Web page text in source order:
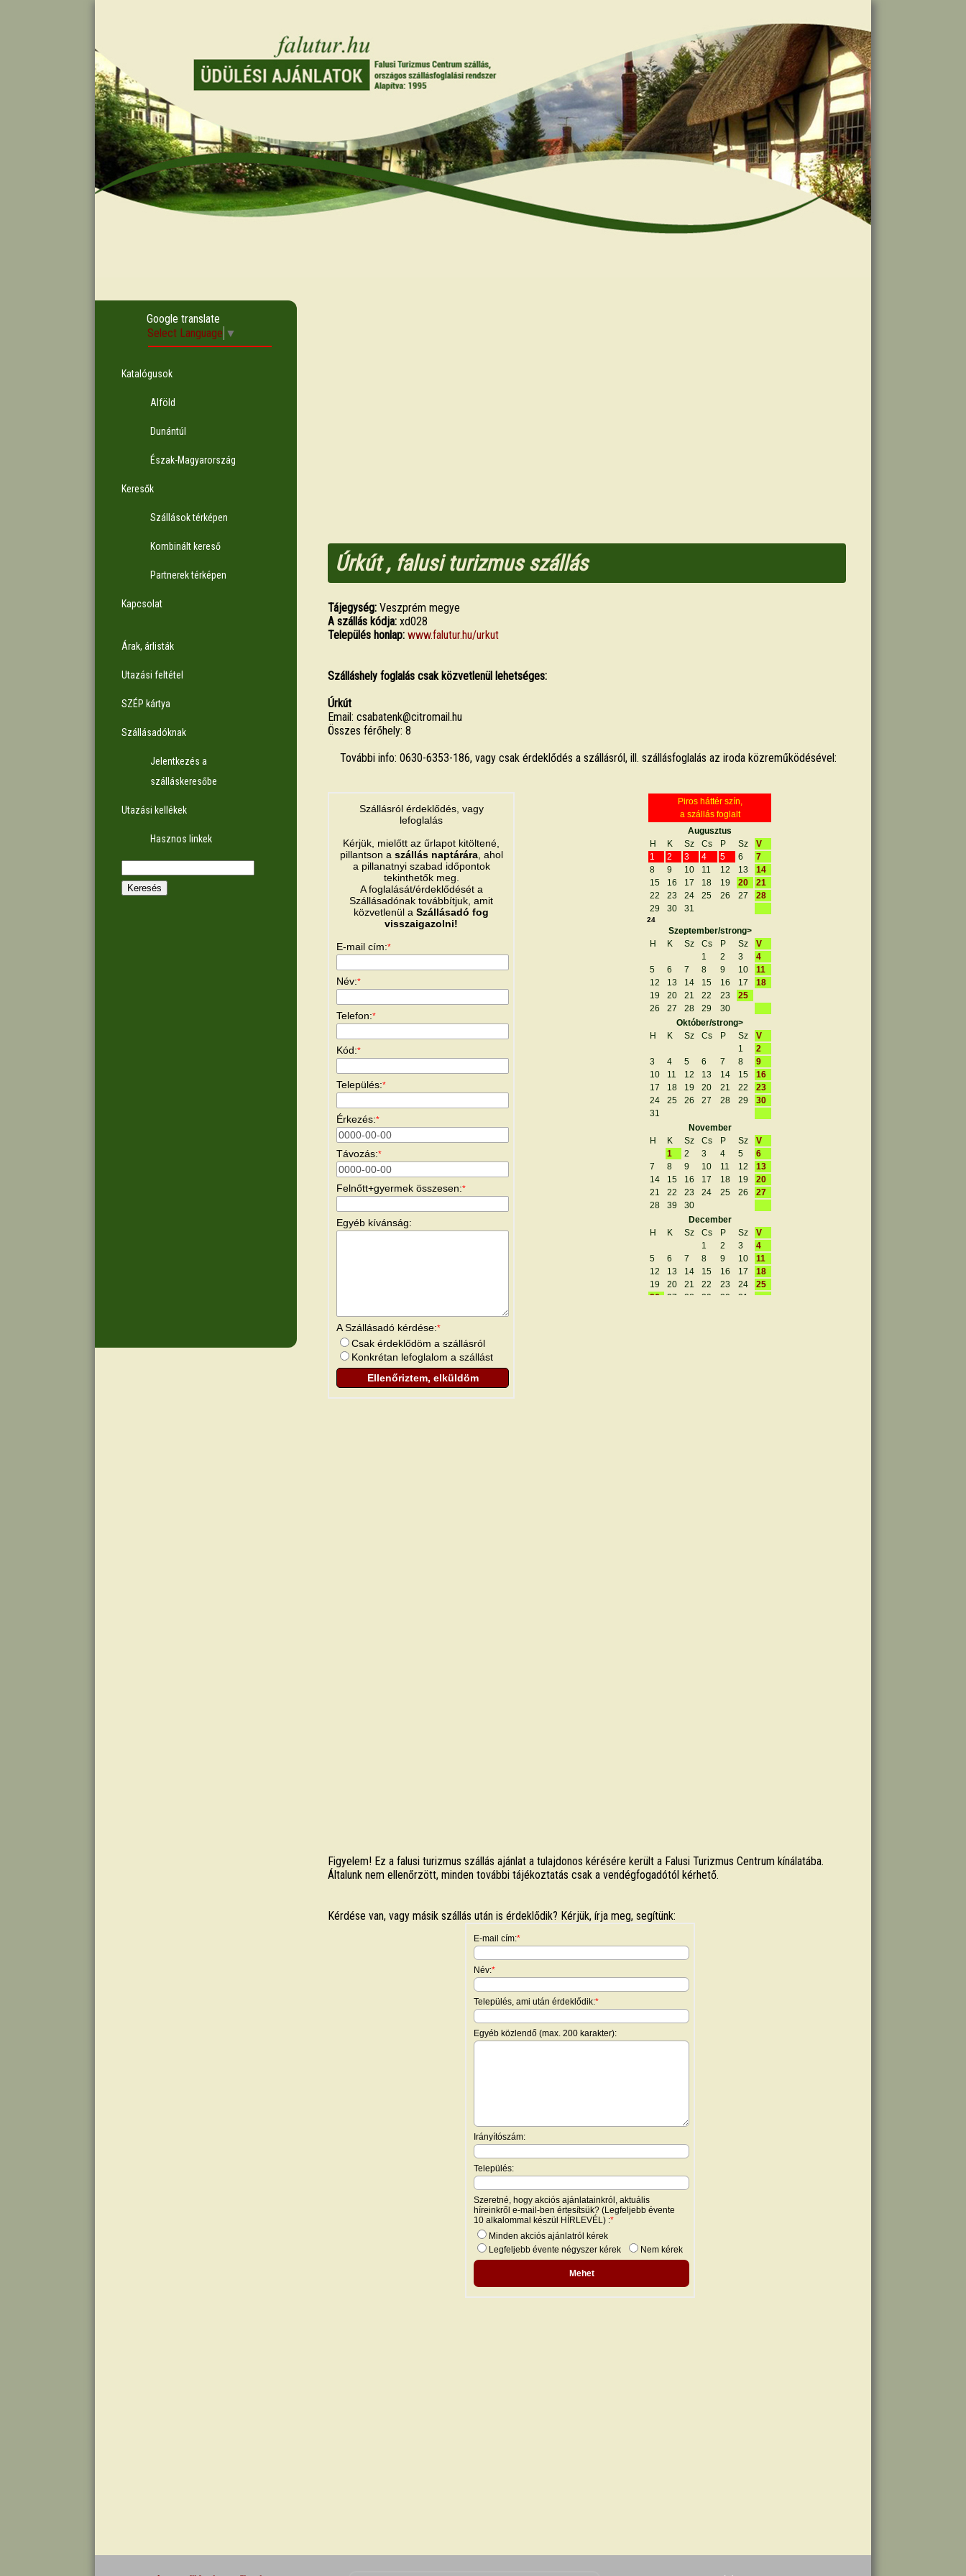
Google translate
Select Language ▼
Katalógusok
Alföld
Dunántúl
Észak-Magyarország
Keresők
Szállások térképen
Kombinált kereső
Partnerek térképen
Kapcsolat
Árak, árlisták
Utazási feltétel
SZÉP kártya
Szállásadóknak
Jelentkezés a
szálláskeresőbe
Utazási kellékek
Hasznos linkek
Úrkút , falusi turizmus szállás
Tájegység: Veszprém megye
A szállás kódja: xd028
Település honlap: www.falutur.hu/urkut
Szálláshely foglalás csak közvetlenül lehetséges:
Úrkút
Email: csabatenk@citromail.hu
Összes férőhely: 8
További info: 0630-6353-186, vagy csak érdeklődés a szállásról, ill. szállásfoglalás az iroda közreműködésével:
Figyelem! Ez a falusi turizmus szállás ajánlat a tulajdonos kérésére került a Falusi Turizmus Centrum kínálatába.
Általunk nem ellenőrzött, minden további tájékoztatás csak a vendégfogadótól kérhető.
Kérdése van, vagy másik szállás után is érdeklődik? Kérjük, írja meg, segítünk: